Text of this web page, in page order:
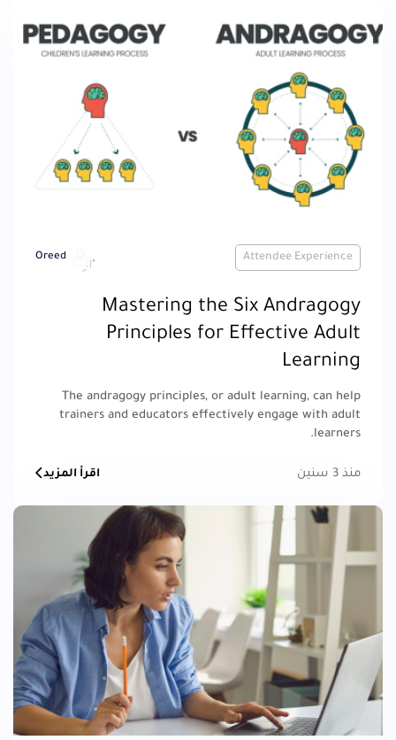
Attendee Experience
Oreed
Mastering the Six Andragogy
Principles for Effective Adult
Learning
The andragogy principles, or adult learning, can help
trainers and educators effectively engage with adult
learners.
منذ 3 سنين اقرأ المزيد